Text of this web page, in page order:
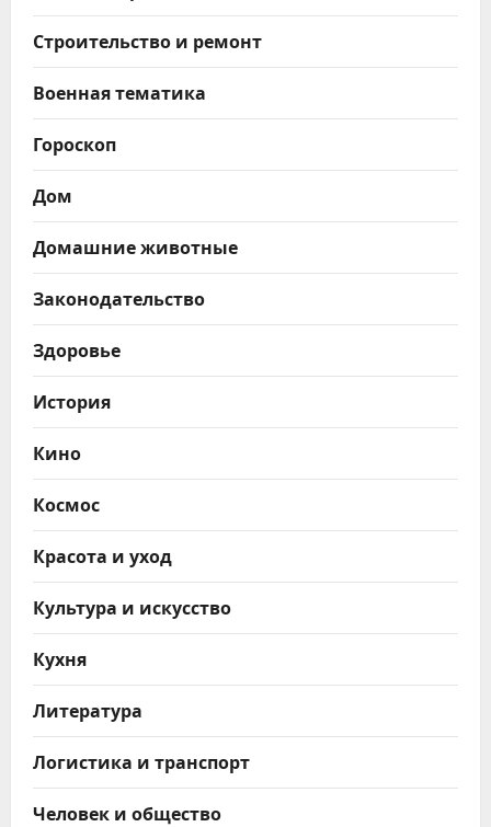
Строительство и ремонт
Военная тематика
Гороскоп
Дом
Домашние животные
Законодательство
Здоровье
История
Кино
Космос
Красота и уход
Культура и искусство
Кухня
Литература
Логистика и транспорт
Человек и общество